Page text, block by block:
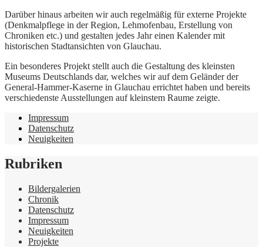
Darüber hinaus arbeiten wir auch regelmäßig für externe Projekte
(Denkmalpflege in der Region, Lehmofenbau, Erstellung von
Chroniken etc.) und gestalten jedes Jahr einen Kalender mit
historischen Stadtansichten von Glauchau.
Ein besonderes Projekt stellt auch die Gestaltung des kleinsten
Museums Deutschlands dar, welches wir auf dem Geländer der
General-Hammer-Kaserne in Glauchau errichtet haben und bereits
verschiedenste Ausstellungen auf kleinstem Raume zeigte.
Impressum
Datenschutz
Neuigkeiten
Rubriken
Bildergalerien
Chronik
Datenschutz
Impressum
Neuigkeiten
Projekte